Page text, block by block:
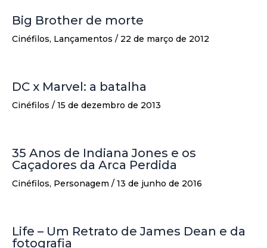
Big Brother de morte
Cinéfilos, Lançamentos / 22 de março de 2012
DC x Marvel: a batalha
Cinéfilos / 15 de dezembro de 2013
35 Anos de Indiana Jones e os
Caçadores da Arca Perdida
Cinéfilos, Personagem / 13 de junho de 2016
Life – Um Retrato de James Dean e da
fotografia